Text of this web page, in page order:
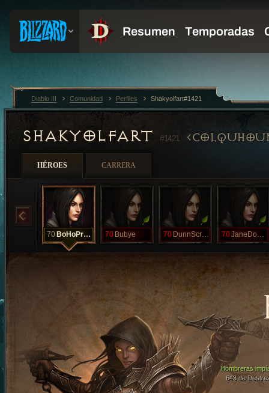
SHAKYOLFART #1421
HÉROES CARRERA
70 BoHoPrductns 70 Bubye 70 DunnScrap 70 JaneDough
Hombreras
643 de
Diablo III Comunidad Perfiles Shakyolfart#1421